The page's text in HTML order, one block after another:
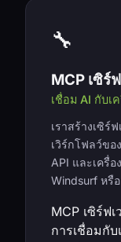
🔧
MCP เซิร์
เชื่อม AI กับเ
เราสร้างเซิร์
เวิร์กโฟลว์ข
API และเครื่อ
Windsurf หรื
MCP เซิร์ฟ
การเชื่อมกั